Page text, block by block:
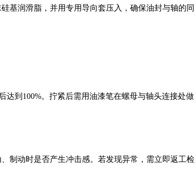
基润滑脂，并用专用导向套压入，确保油封与轴的同
达到100%。拧紧后需用油漆笔在螺母与轴头连接处做
制动时是否产生冲击感。若发现异常，需立即返工检